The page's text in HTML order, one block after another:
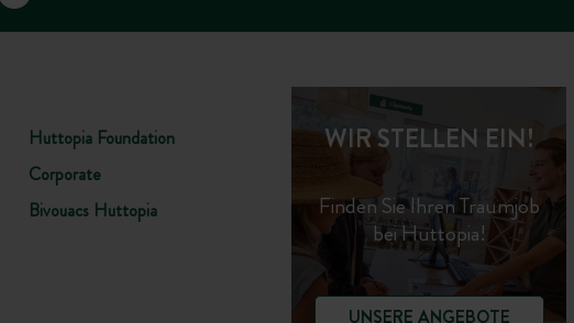
Huttopia Foundation
Corporate
Bivouacs Huttopia
WIR STELLEN EIN!
Finden Sie Ihren Traumjob
bei Huttopia!
UNSERE ANGEBOTE